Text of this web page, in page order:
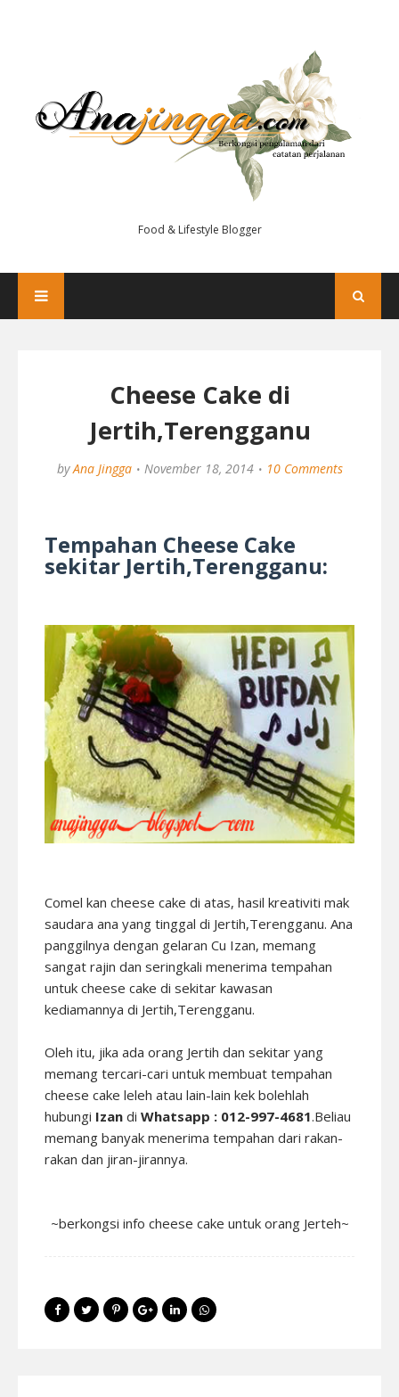
Food & Lifestyle Blogger
Cheese Cake di
Jertih,Terengganu
by Ana Jingga November 18, 2014 10 Comments
Tempahan Cheese Cake
sekitar Jertih,Terengganu:
Comel kan cheese cake di atas, hasil kreativiti mak
saudara ana yang tinggal di Jertih,Terengganu. Ana
panggilnya dengan gelaran Cu Izan, memang
sangat rajin dan seringkali menerima tempahan
untuk cheese cake di sekitar kawasan
kediamannya di Jertih,Terengganu.
Oleh itu, jika ada orang Jertih dan sekitar yang
memang tercari-cari untuk membuat tempahan
cheese cake leleh atau lain-lain kek bolehlah
hubungi Izan di Whatsapp : 012-997-4681.Beliau
memang banyak menerima tempahan dari rakan-
rakan dan jiran-jirannya.
~berkongsi info cheese cake untuk orang Jerteh~